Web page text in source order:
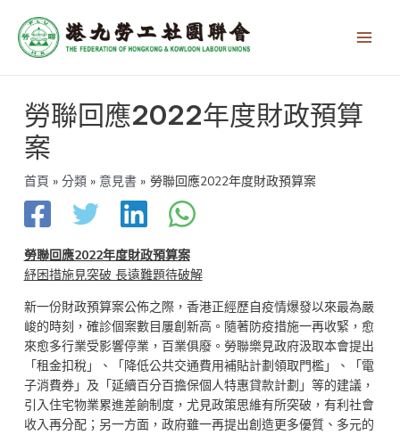
勞聯回應2022年度財政預算
案
首頁 分類 意見書 勞聯回應2022年度財政預算案
勞聯回應2022年度財政預算案
紓困措施見突破 長遠難題待破解
新一份財政預算案公佈之際，香港正經歷自疫情爆發以來最為嚴
峻的時刻，確診個案數目屢創新高。隨著防疫措施一再收緊，愈
來愈多行業受影響停業，百業俱廢。勞聯樂見政府汲取本會提出
「租金扣稅」、「降低公共交通費用補貼計劃領取門檻」、「電
子消費券」及「延續百分百擔保個人特惠貸款計劃」等的建議，
引入住宅物業累進差餉制度，尤見政策思維有所突破，有利社會
收入再分配；另一方面，政府雖一再提出創造更多優質、多元的
章
導